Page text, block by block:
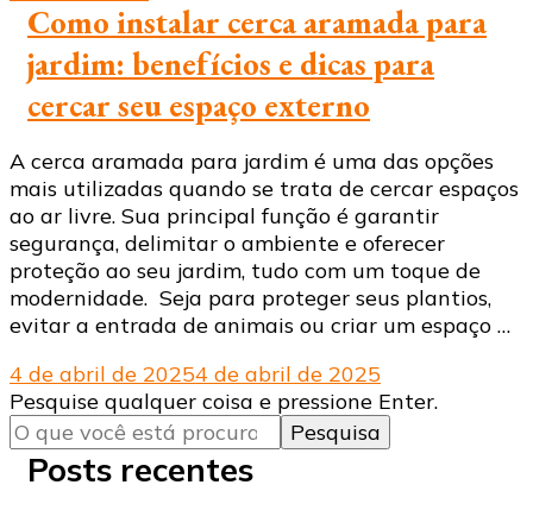
Como instalar cerca aramada para
jardim: benefícios e dicas para
cercar seu espaço externo
A cerca aramada para jardim é uma das opções
mais utilizadas quando se trata de cercar espaços
ao ar livre. Sua principal função é garantir
segurança, delimitar o ambiente e oferecer
proteção ao seu jardim, tudo com um toque de
modernidade. Seja para proteger seus plantios,
evitar a entrada de animais ou criar um espaço …
4 de abril de 20254 de abril de 2025
Procurando
algo?
Pesquise qualquer coisa e pressione Enter.
Posts recentes